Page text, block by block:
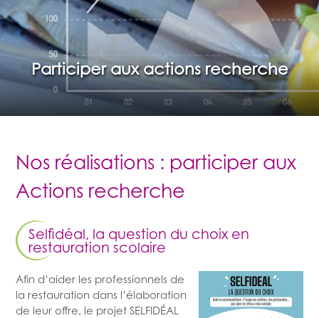
Participer aux actions recherche
Nos réalisations : participer aux
Actions recherche
Selfidéal, la question du choix en
restauration scolaire
Afin d’aider les professionnels de
la restauration dans l’élaboration
de leur offre, le projet SELFIDÉAL